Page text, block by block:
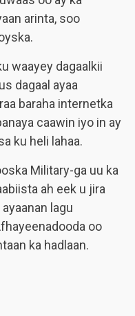
arinta, soo
waayey dagaalkii
dagaal ayaa
baraha internetka
caawin iyo in ay
ku heli lahaa.
Military-ga uu ka
ah eek u jira
lagu
oo
ka hadlaan.